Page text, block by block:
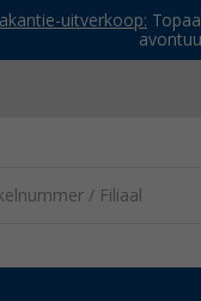
uitverkoop: